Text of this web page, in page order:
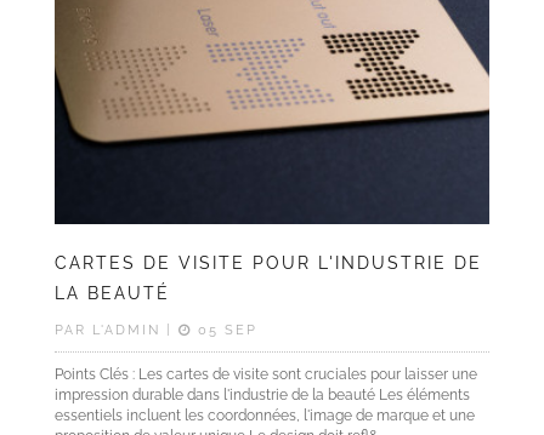
Langue
CARTES DE VISITE POUR L'INDUSTRIE DE
LA BEAUTÉ
PAR L'ADMIN | 05 SEP
Points Clés : Les cartes de visite sont cruciales pour laisser une
impression durable dans l'industrie de la beauté Les éléments
essentiels incluent les coordonnées, l'image de marque et une